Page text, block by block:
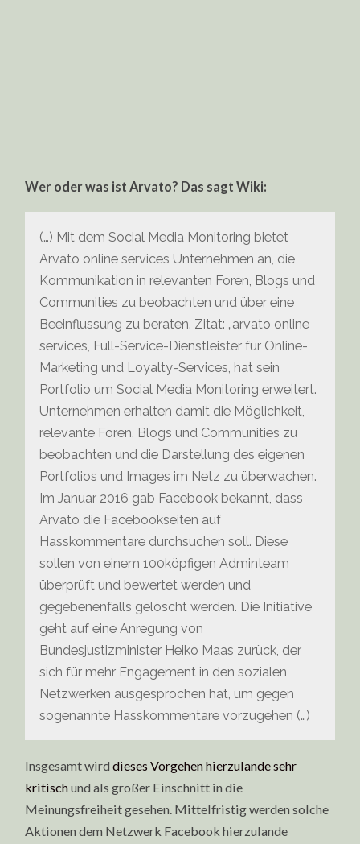
Wer oder was ist Arvato? Das sagt Wiki:
(…) Mit dem Social Media Monitoring bietet
Arvato online services Unternehmen an, die
Kommunikation in relevanten Foren, Blogs und
Communities zu beobachten und über eine
Beeinflussung zu beraten. Zitat: „arvato online
services, Full-Service-Dienstleister für Online-
Marketing und Loyalty-Services, hat sein
Portfolio um Social Media Monitoring erweitert.
Unternehmen erhalten damit die Möglichkeit,
relevante Foren, Blogs und Communities zu
beobachten und die Darstellung des eigenen
Portfolios und Images im Netz zu überwachen.
Im Januar 2016 gab Facebook bekannt, dass
Arvato die Facebookseiten auf
Hasskommentare durchsuchen soll. Diese
sollen von einem 100köpfigen Adminteam
überprüft und bewertet werden und
gegebenenfalls gelöscht werden. Die Initiative
geht auf eine Anregung von
Bundesjustizminister Heiko Maas zurück, der
sich für mehr Engagement in den sozialen
Netzwerken ausgesprochen hat, um gegen
sogenannte Hasskommentare vorzugehen (…)
Insgesamt wirddieses Vorgehen hierzulande sehr
kritischund als großer Einschnitt in die
Meinungsfreiheit gesehen. Mittelfristig werden solche
Aktionen dem Netzwerk Facebook hierzulande